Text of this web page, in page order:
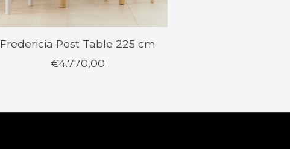
Fredericia Post Table 225 cm
€4.770,00